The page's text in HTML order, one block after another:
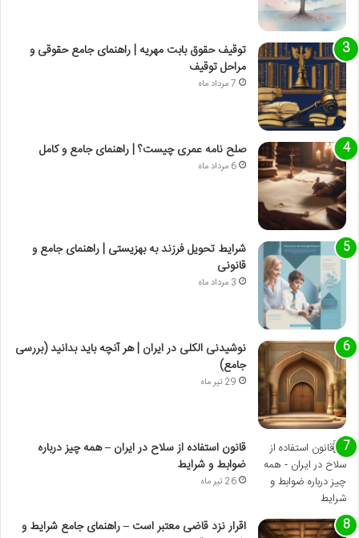
توقیف حقوق بابت مهریه | راهنمای جامع حقوقی و
مراحل توقیف
7 مرداد ماه
صلح نامه عمری چیست؟ | راهنمای جامع و کامل
6 مرداد ماه
شرایط تحویل فرزند به بهزیستی | راهنمای جامع و
قانونی
3 مرداد ماه
نوشیدنی الکلی در ایران | هر آنچه باید بدانید (بررسی
جامع)
29 تیر ماه
قانون استفاده از سلاح در ایران – همه چیز درباره
ضوابط و شرایط
26 تیر ماه
اقرار نزد قاضی معتبر است – راهنمای جامع شرایط و